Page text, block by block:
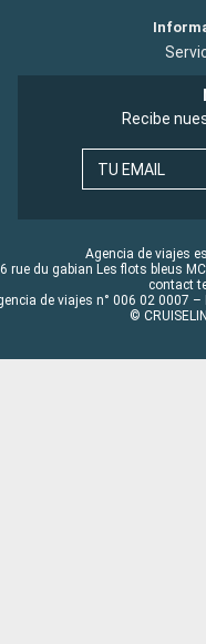
Recibe
TU EMAIL
Agencia de viajes
rue du gabian Les flots bleus
contact
de viajes n° 006 02 0007
©